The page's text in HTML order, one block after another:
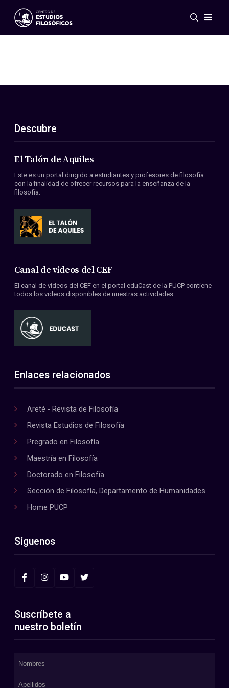
Eventos
ES
EN
Acerca de nosotros
Miembros
Convenios
Descubre
El Talón de Aquiles
Este es un portal dirigido a estudiantes y profesores de filosofía
con la finalidad de ofrecer recursos para la enseñanza de la
filosofía.
Canal de videos del CEF
El canal de videos del CEF en el portal eduCast de la PUCP contiene
todos los videos disponibles de nuestras actividades.
Enlaces relacionados
Areté - Revista de Filosofía
Revista Estudios de Filosofía
Pregrado en Filosofía
Maestría en Filosofía
Doctorado en Filosofía
Sección de Filosofía, Departamento de Humanidades
Home PUCP
Síguenos
Suscríbete a
nuestro boletín